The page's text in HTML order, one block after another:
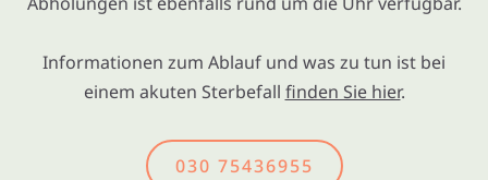
Informationen zum Ablauf und was zu tun ist bei
einem akuten Sterbefall finden Sie hier.
030 75436955